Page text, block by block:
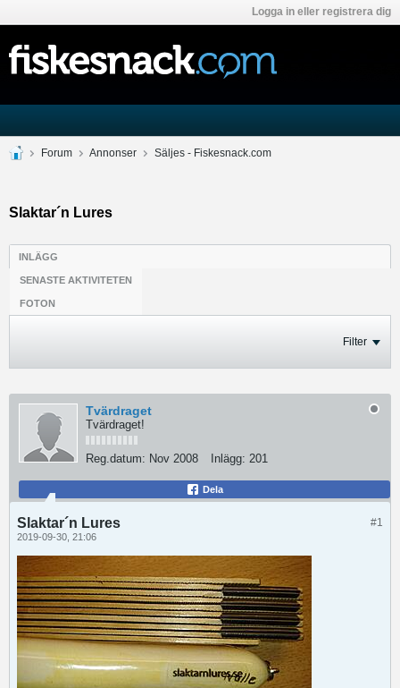
Logga in eller registrera dig
Forum Annonser Säljes - Fiskesnack.com
Slaktar´n Lures
INLÄGG
SENASTE AKTIVITETEN
FOTON
Filter
Tvärdraget
Tvärdraget!
Reg.datum: Nov 2008 Inlägg: 201
Dela
#1
Slaktar´n Lures
2019-09-30, 21:06